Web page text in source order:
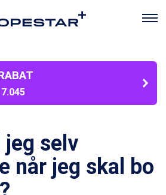
4.595
5.295
DKK 3.795
5.945
DKK 5.495
jeg selv
når jeg skal bo